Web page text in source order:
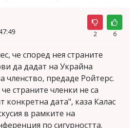
2 6
че според нея страните
да дадат на Украйна
членство, предаде Ройтерс.
страните членки не са
конкретна дата", каза Калас
в рамките на
по сигурността.